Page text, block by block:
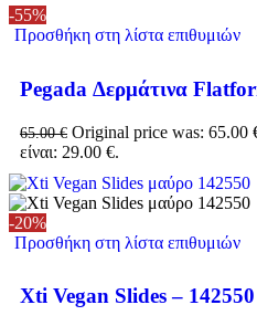
-55%
Προσθήκη στη λίστα επιθυμιών
Pegada Δερμάτινα
65.00€ Original price was: 65.00
είναι: 29.00 €.
-20%
Προσθήκη στη λίστα επιθυμιών
Xti Vegan Slides – 142550